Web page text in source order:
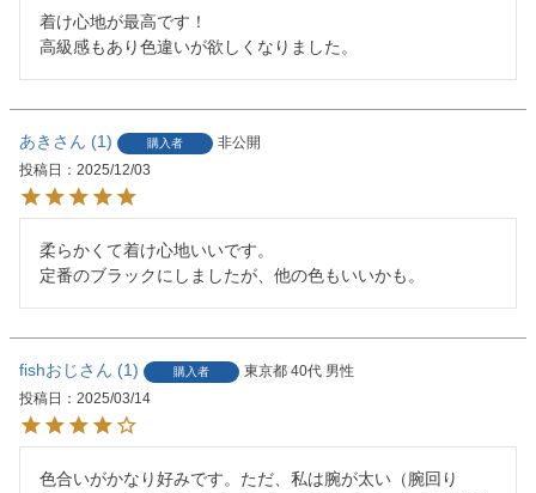
着け心地が最高です！
高級感もあり色違いが欲しくなりました。
あき 1 購入者
非公開
投稿日
2025/12/03
柔らかくて着け心地いいです。
定番のブラックにしましたが、他の色もいいかも。
fishおじ 1 購入者 東京都 40代 男性
投稿日
2025/03/14
色合いがかなり好みです。ただ、私は腕が太い（腕回り